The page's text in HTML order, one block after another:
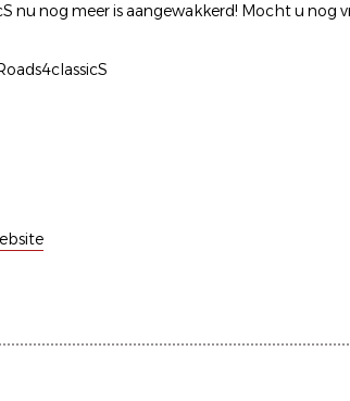
nu nog meer is aangewakkerd! Mocht u nog